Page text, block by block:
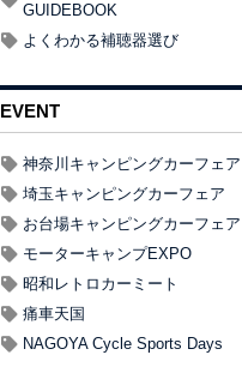
GUIDEBOOK
よくわかる補聴器選び
EVENT
神奈川キャンピングカーフェア
埼玉キャンピングカーフェア
お台場キャンピングカーフェア
モーターキャンプEXPO
昭和レトロカーミート
痛車天国
NAGOYA Cycle Sports Days